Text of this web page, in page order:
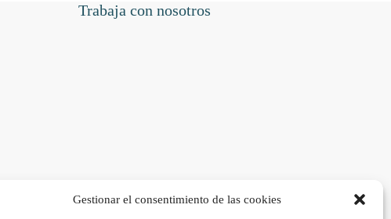
Gestionar el consentimiento de las cookies
Trabaja con nosotros